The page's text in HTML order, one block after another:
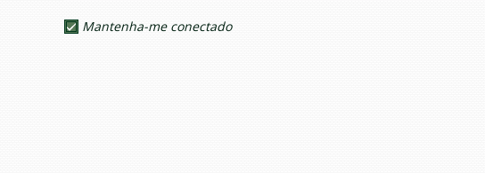
Mantenha-me conectado